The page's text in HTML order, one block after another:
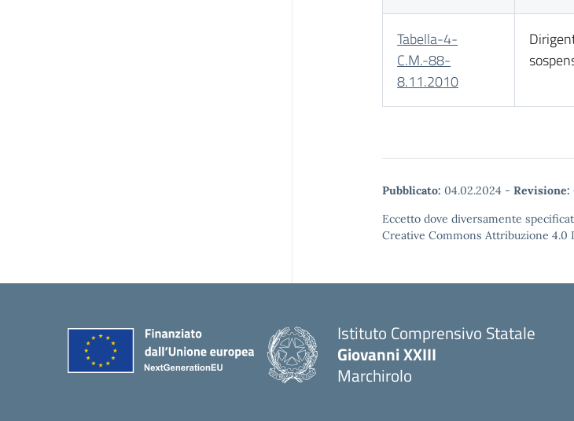
Tabella-4-
C.M.-88-
8.11.2010
Pubblicato: 04.02.2024 - Revisione:
Eccetto dove diversamente
Creative Commons Attribuzione 4.0
Istituto Comprensivo Statale
Giovanni XXIII
Marchirolo